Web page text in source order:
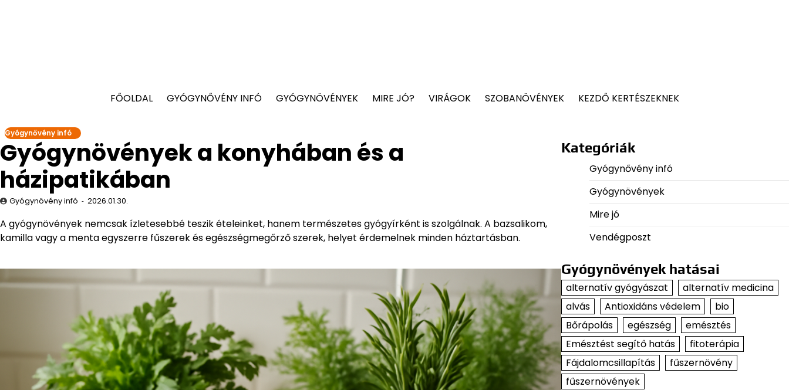
FŐOLDAL GYÓGYNŐVÉNY INFÓ GYÓGYNÖVÉNYEK MIRE JÓ? VIRÁGOK SZOBANÖVÉNYEK KEZDŐ KERTÉSZEKNEK
Gyógynővény infó
Gyógynövények a konyhában és a
házipatikában
Gyógynövény infó 2026.01.30.
A gyógynövények nemcsak ízletesebbé teszik ételeinket, hanem természetes gyógyírként is szolgálnak. A bazsalikom,
kamilla vagy a menta egyszerre fűszerek és egészségmegőrző szerek, helyet érdemelnek minden háztartásban.
Kategóriák
Gyógynővény infó
Gyógynövények
Mire jó
Vendégposzt
Gyógynövények hatásai
alternatív gyógyászat
alternatív medicina
alvás
Antioxidáns védelem
bio
Bőrápolás
egészség
emésztés
Emésztést segítő hatás
fitoterápia
Fájdalomcsillapítás
fűszernövény
fűszernövények